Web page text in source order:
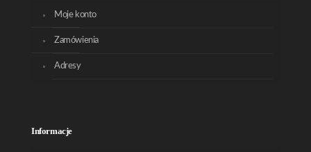
Moje konto
Zamówienia
Adresy
Informacje